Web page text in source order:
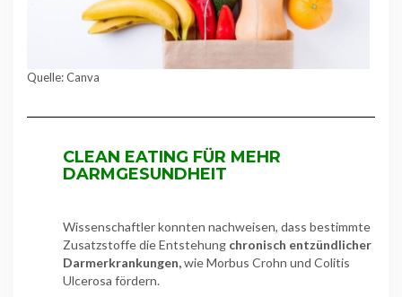
Quelle: Canva
CLEAN EATING FÜR MEHR
DARMGESUNDHEIT
Wissenschaftler konnten nachweisen, dass bestimmte
Zusatzstoffe die Entstehung chronisch entzündlicher
Darmerkrankungen,wie Morbus Crohn und Colitis
Ulcerosa fördern.